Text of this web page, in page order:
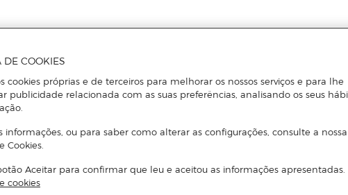
DE COOKIES
cookies próprias e de terceiros para melhorar os nossos serviços e para lhe
publicidade relacionada com as suas preferências, analisando os seus
informações, ou para saber como alterar as configurações, consulte a nossa
Cookies.
Aceitar para confirmar que leu e aceitou as informações apresentadas.
cookies